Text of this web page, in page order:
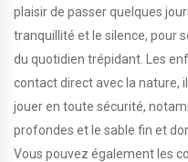
plaisir de passer quelques
tranquillité et le silence, pour
du quotidien trépidant. Les
contact direct avec la nature,
jouer en toute sécurité,
profondes et le sable fin et
Vous pouvez également les